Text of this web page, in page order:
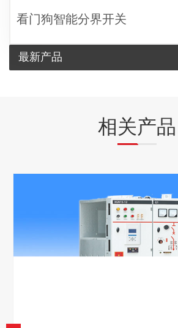
看门狗智能分界开关
最新产品
相关产品